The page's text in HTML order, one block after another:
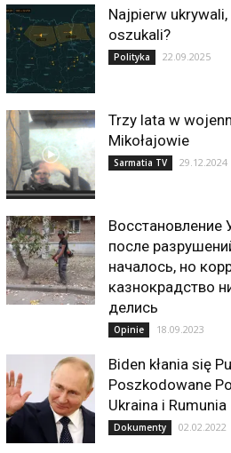
Najpierw
oszukali?
Polityka 22.09.2025
Trzy lata w
Mikołajowie
Sarmatia TV 29.12.2024
Восстановление
после
началось, но
казнокрадство
делись
Opinie 18.09.2023
Biden kłania się
Poszkodowane
Ukraina i Rumunia
Dokumenty 02.02.2022